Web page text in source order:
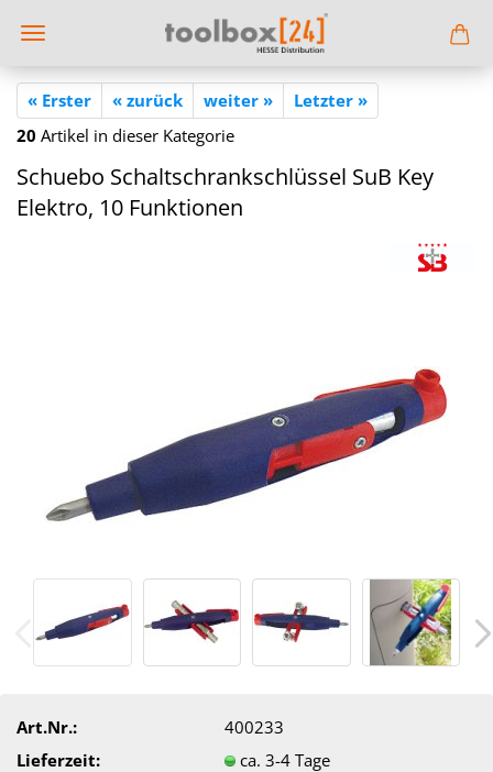
« Erster « zurück weiter »
Letzter »
20 Artikel in dieser Kategorie
Schu­e­bo Schalt­schrank­schlüs­sel SuB Key
Elek­tro, 10 Funk­tio­nen
Art.Nr.:
400233
Lieferzeit:
ca. 3-4 Tage